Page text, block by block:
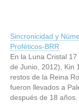
Sincronicidad y
Proféticos-BRR
En la Luna Cristal 17
de Junio, 2012), Kin
restos de la Reina
fueron llevados a
después de 18 años.